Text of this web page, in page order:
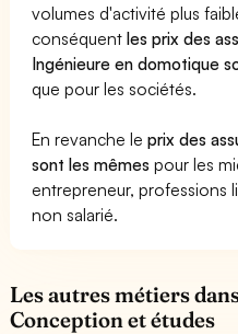
volumes d'activité plus
conséquentles prix des
Ingénieure en domotique
que pour les sociétés.
En revanche leprix des
sont les mêmes pour les
entrepreneur, professions
non salarié.
Les autres métiers
Conception et études